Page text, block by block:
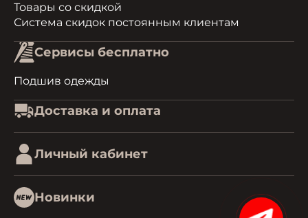
Товары со скидкой
Система скидок постоянным клиентам
Сервисы бесплатно
Подшив одежды
Доставка и оплата
Личный кабинет
Новинки